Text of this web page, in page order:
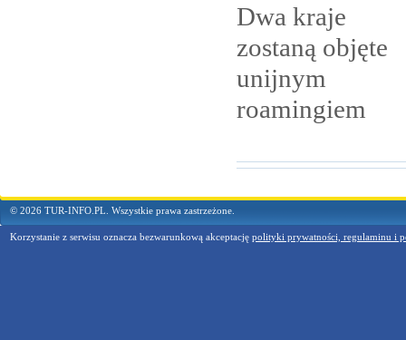
Dwa kraje
zostaną objęte
unijnym
roamingiem
© 2026 TUR-INFO.PL. Wszystkie prawa zastrzeżone.
Korzystanie z serwisu oznacza bezwarunkową akceptację polityki prywatności, regulaminu i